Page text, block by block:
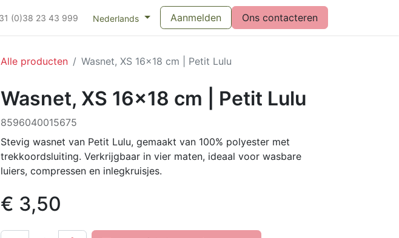
en kraamverband Kieswijzer maandverband Vragen over menstruatiecups
(0)38 23 43 999 Nederlands Aanmelden Ons contacteren
Alle producten Wasnet, XS 16x18 cm | Petit Lulu
Wasnet, XS 16x18 cm | Petit Lulu
8596040015675
Stevig wasnet van Petit Lulu, gemaakt van 100% polyester met
trekkoordsluiting. Verkrijgbaar in vier maten, ideaal voor wasbare
luiers, compressen en inlegkruisjes.
€ 3,50